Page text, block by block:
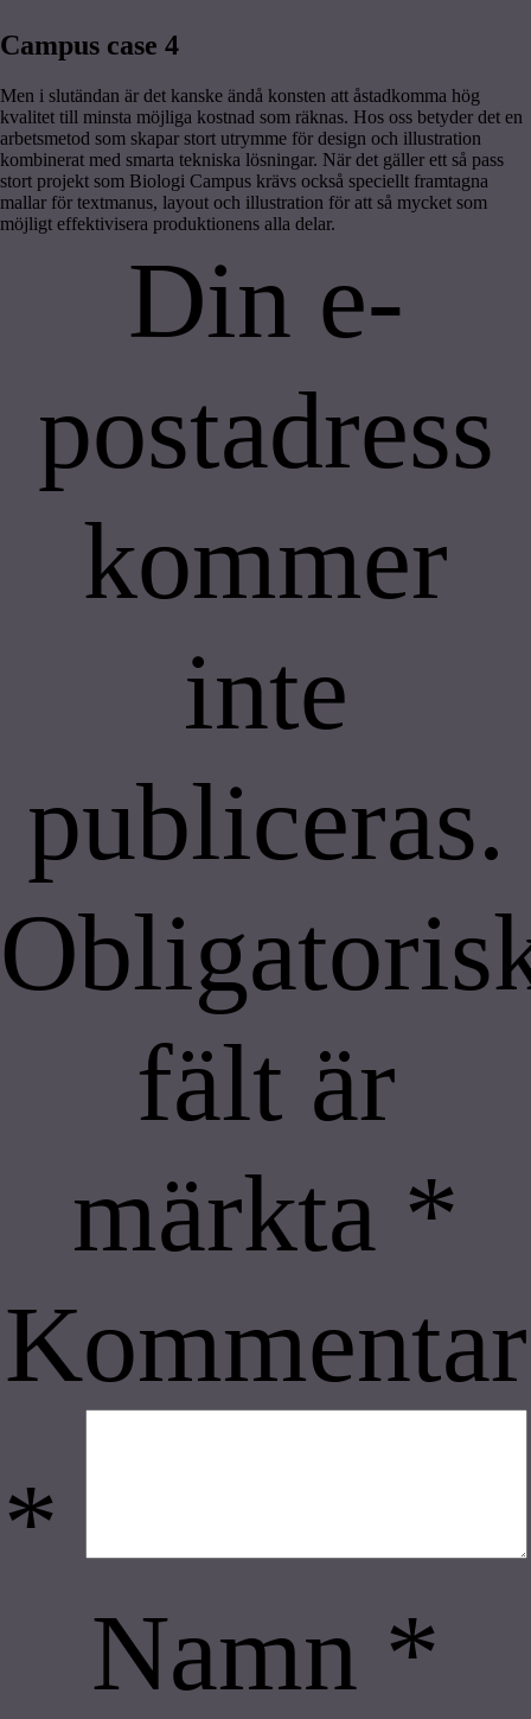
Campus case 4
Men i slutändan är det kanske ändå konsten att åstadkomma hög
kvalitet till minsta möjliga kostnad som räknas. Hos oss betyder det en
arbetsmetod som skapar stort utrymme för design och illustration
kombinerat med smarta tekniska lösningar. När det gäller ett så pass
stort projekt som Biologi Campus krävs också speciellt framtagna
mallar för textmanus, layout och illustration för att så mycket som
möjligt effektivisera produktionens alla delar.
Din e-
postadress
kommer
inte
publiceras.
fält är
märkta *
Kommentar
*
Namn *